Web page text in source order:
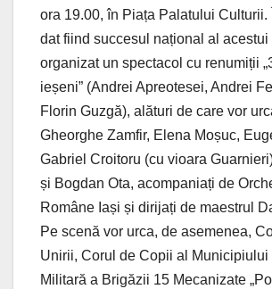
ora 19.00, în Piața Palatului Culturii.
dat fiind succesul național al acestui
organizat un spectacol cu renumiții
ieșeni” (Andrei Apreotesei, Andrei
Florin Guzgă), alături de care vor
Gheorghe Zamfir, Elena Moșuc,
Gabriel Croitoru (cu vioara
și Bogdan Ota, acompaniați de
Române Iași și dirijați de maestrul
Pe scenă vor urca, de asemenea,
Unirii, Corul de Copii al Municipiului
Militară a Brigăzii 15 Mecanizate